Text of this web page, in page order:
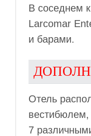
В соседнем
Larcomar
и барами.
Отель
вестибюлем,
7